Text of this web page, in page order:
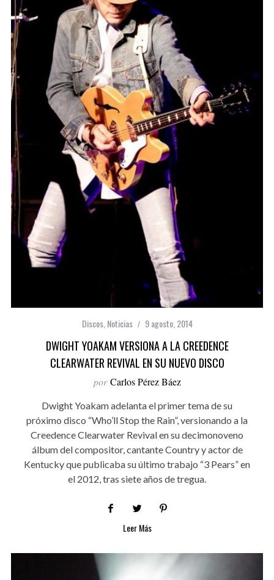
Discos, Noticias 9 agosto, 2014
DWIGHT YOAKAM VERSIONA A LA CREEDENCE
CLEARWATER REVIVAL EN SU NUEVO DISCO
por Carlos Pérez Báez
Dwight Yoakam adelanta el primer tema de su
próximo disco “Who’ll Stop the Rain”, versionando a la
Creedence Clearwater Revival en su decimonoveno
álbum del compositor, cantante Country y actor de
Kentucky que publicaba su último trabajo “3 Pears” en
el 2012, tras siete años de tregua.
Leer Más